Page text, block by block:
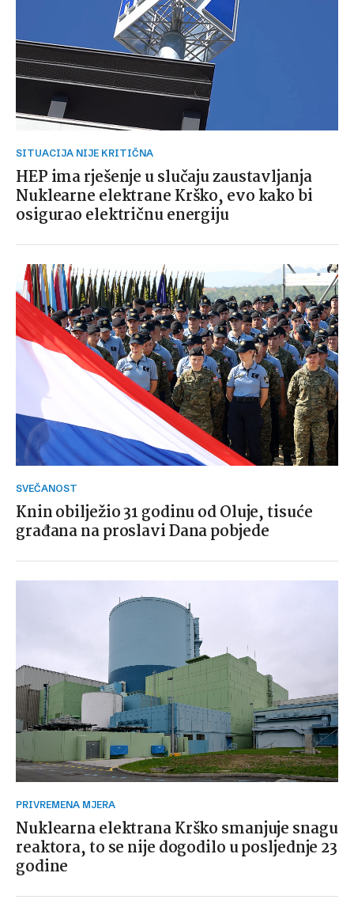
SITUACIJA NIJE KRITIČNA
HEP ima rješenje u slučaju zaustavljanja
Nuklearne elektrane Krško, evo kako bi
osigurao električnu energiju
SVEČANOST
Knin obilježio 31 godinu od Oluje, tisuće
građana na proslavi Dana pobjede
PRIVREMENA MJERA
Nuklearna elektrana Krško smanjuje snagu
reaktora, to se nije dogodilo u posljednje 23
godine